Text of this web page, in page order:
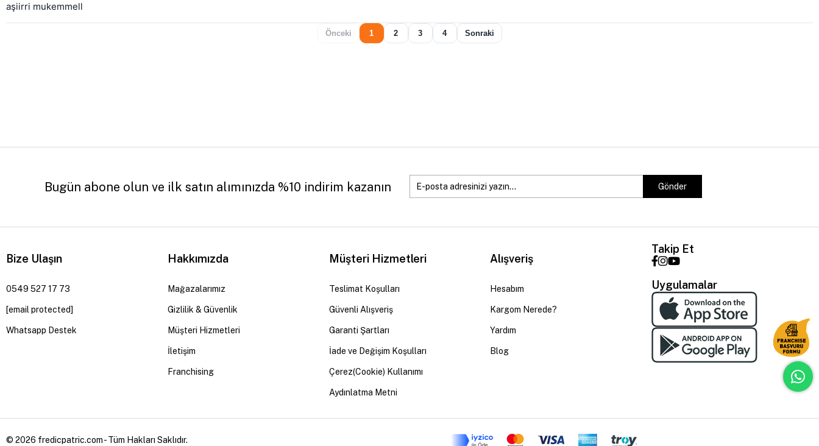
aşiirri mukemmell
Önceki 1 2 3 4 Sonraki
Bugün abone olun ve ilk satın alımınızda %10 indirim kazanın Gönder
Bize Ulaşın
0549 527 17 73
[email protected]
Whatsapp Destek
Hakkımızda
Mağazalarımız
Gizlilik & Güvenlik
Müşteri Hizmetleri
İletişim
Franchising
Müşteri Hizmetleri
Teslimat Koşulları
Güvenli Alışveriş
Garanti Şartları
İade ve Değişim Koşulları
Çerez(Cookie) Kullanımı
Aydınlatma Metni
Alışveriş
Hesabım
Kargom Nerede?
Yardım
Blog
Takip Et
Uygulamalar
© 2026 fredicpatric.com - Tüm Hakları Saklıdır.